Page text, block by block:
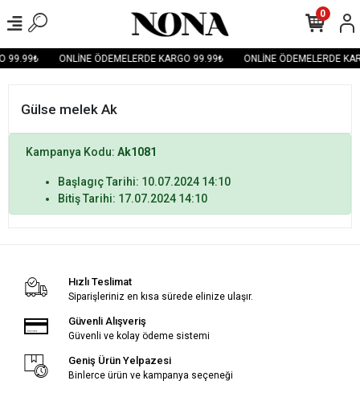
99.99₺ ONLİNE ÖDEMELERDE KARGO 99.99₺ ONLİNE ÖDEMELERDE
0
Gülse melek Ak
Kampanya Kodu: Ak1081
Başlagıç Tarihi: 10.07.2024 14:10
Bitiş Tarihi: 17.07.2024 14:10
Hızlı Teslimat
Siparişleriniz en kısa sürede elinize ulaşır.
Güvenli Alışveriş
Güvenli ve kolay ödeme sistemi
Geniş Ürün Yelpazesi
Binlerce ürün ve kampanya seçeneği